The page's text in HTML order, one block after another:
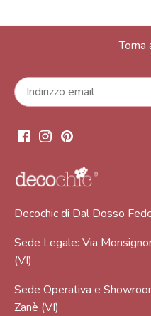
Torna
Decochic di Dal Dosso
Sede Legale: Via
(VI)
Sede Operativa e
Zanè (VI)